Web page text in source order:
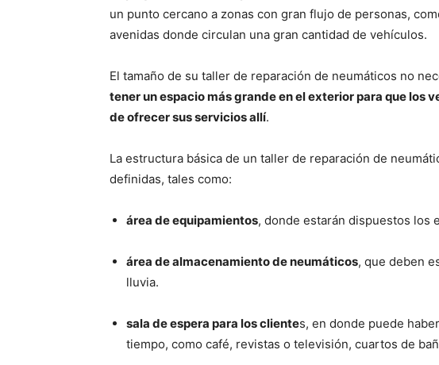
un punto cercano a zonas con gran flujo de personas,
avenidas donde circulan una gran cantidad de vehículos.
El tamaño de su taller de reparación de neumáticos no
tener un espacio más grande en el exterior para que los
de ofrecer sus servicios allí.
La estructura básica de un taller de reparación de
definidas, tales como:
área de equipamientos, donde estarán dispuestos los
área de almacenamiento de neumáticos, que deben
lluvia.
sala de espera para los clientes, en donde puede
tiempo, como café, revistas o televisión, cuartos de